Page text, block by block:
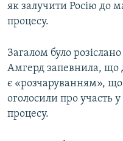
як залучити Росію до
процесу.
Загалом було
Амгерд запевнила, що
є «розчаруванням»,
оголосили про участь
процесу.